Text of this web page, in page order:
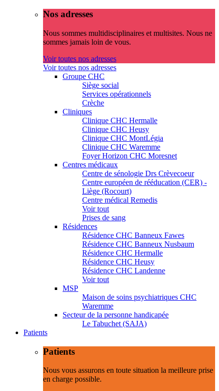
Nos adresses
Nous sommes multidisciplinaires et multisites. Nous ne
sommes jamais loin de vous.
Voir toutes nos adresses
Voir toutes nos adresses
Groupe CHC
Siège social
Services opérationnels
Crèche
Cliniques
Clinique CHC Hermalle
Clinique CHC Heusy
Clinique CHC MontLégia
Clinique CHC Waremme
Foyer Horizon CHC Moresnet
Centres médicaux
Centre de sénologie Drs Crèvecoeur
Centre européen de rééducation (CER) -
Liège (Rocourt)
Centre médical Remedis
Voir tout
Prises de sang
Résidences
Résidence CHC Banneux Fawes
Résidence CHC Banneux Nusbaum
Résidence CHC Hermalle
Résidence CHC Heusy
Résidence CHC Landenne
Voir tout
MSP
Maison de soins psychiatriques CHC
Waremme
Secteur de la personne handicapée
Le Tabuchet (SAJA)
Patients
Patients
Nous vous assurons en toute situation la meilleure prise
en charge possible.